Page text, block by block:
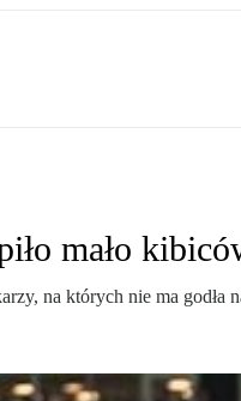
mało
na których nie ma